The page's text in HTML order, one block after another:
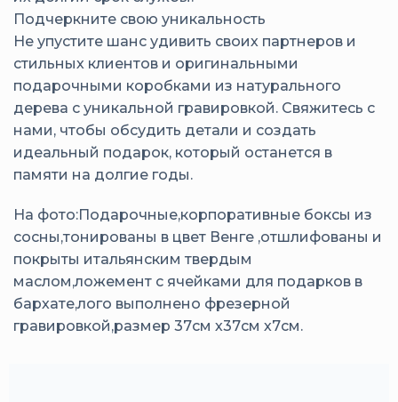
Подчеркните свою уникальность
Не упустите шанс удивить своих партнеров и
стильных клиентов и оригинальными
подарочными коробками из натурального
дерева с уникальной гравировкой. Свяжитесь с
нами, чтобы обсудить детали и создать
идеальный подарок, который останется в
памяти на долгие годы.
На фото:Подарочные,корпоративные боксы из
сосны,тонированы в цвет Венге ,отшлифованы и
покрыты итальянским твердым
маслом,ложемент с ячейками для подарков в
бархате,лого выполнено фрезерной
гравировкой,размер 37см х37см х7см.